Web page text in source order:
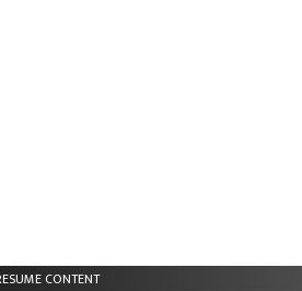
CONTENT